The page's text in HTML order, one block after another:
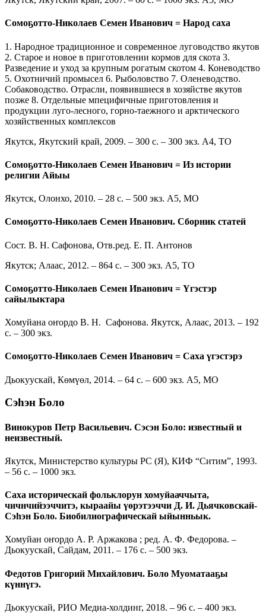
Сомоҕотто-Николаев Семен Иванович = Народ саха
1. Народное традиционное и современное луговодство якутов
2. Старое и новое в приготовлении кормов для скота 3.
Разведение и уход за крупным рогатым скотом 4. Коневодство
5. Охотничий промысел 6. Рыболовство 7. Оленеводство.
Собаководство. Отрасли, появившиеся в хозяйстве якутов
позже 8. Отдельные мпецифичные приготовления и
продукции луго-лесного, горно-таежного и арктического
хозяйственных комплексов
Якутск, Якутский край, 2009. – 300 с. – 300 экз. А4, ТО
Сомоҕотто-Николаев Семен Иванович = Из истории
религии Айыы
Якутск, Олонхо, 2010. – 28 с. – 500 экз. А5, МО
Сомоҕотто-Николаев Семен Иванович. Сборник статей
Сост. В. Н. Сафонова, Отв.ред. Е. П. Антонов
Якутск; Алаас, 2012. – 864 с. – 300 экз. А5, ТО
Сомоҕотто-Николаев Семен Иванович = Үгэстэр
сайылыктара
Хомуйана оҥордо В. Н. Сафонова. Якутск, Алаас, 2013. – 192
с. – 300 экз.
Сомоҕотто-Николаев Семен Иванович = Саха үгэстэрэ
Дьокуускай, Көмүөл, 2014. – 64 с. – 600 экз. А5, МО
Сэһэн Боло
Винокуров Петр Васильевич. Сэсэн Боло: известный и
неизвестный.
Якутск, Министерство культуры РС (Я), КИФ “Ситим”, 1993.
– 56 с. – 1000 экз.
Саха историческай фольклорун хомуйааччыта,
чичнчийээччитэ, кыраайы үөрэтээччи Д. И. Дьячковскай-
Сэһэн Боло. Биобилиографическай ыйынньык.
Хомуйан оҥордо А. Р. Аржакова ; ред. А. Ф. Федорова. –
Дьокуускай, Сайдам, 2011. – 176 с. – 500 экз.
Федотов Григорий Михайлович. Боло Муоматааҕы
күннүгэ.
Дьокуускай, РИО Медиа-холдинг, 2018. – 96 с. – 400 экз.